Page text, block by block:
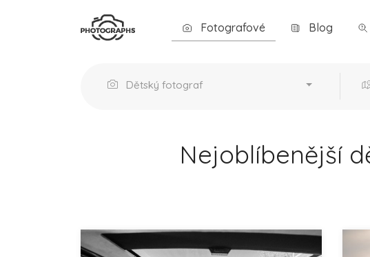
Fotografové Blog
Dětský fotograf
Nejoblíbenější